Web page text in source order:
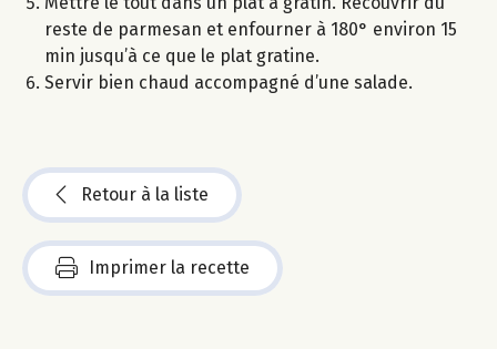
reste de parmesan et enfourner à 180° environ 15
min jusqu’à ce que le plat gratine.
Servir bien chaud accompagné d’une salade.
Retour à la liste
Imprimer la recette